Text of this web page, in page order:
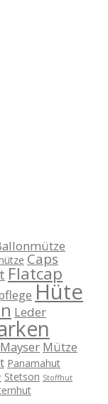
Caps
Flatcap
Hüte
Leder
Mayser Mütze
Panamahut
Stetson Stoffhut